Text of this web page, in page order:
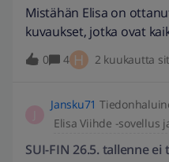
Mistähän Elisa on
kuvaukset, jotka ovat
0 4 H 2 kuukautta
Jansku71
Elisa Viihde -sovellus
SUI-FIN 26.5. tallenne ei